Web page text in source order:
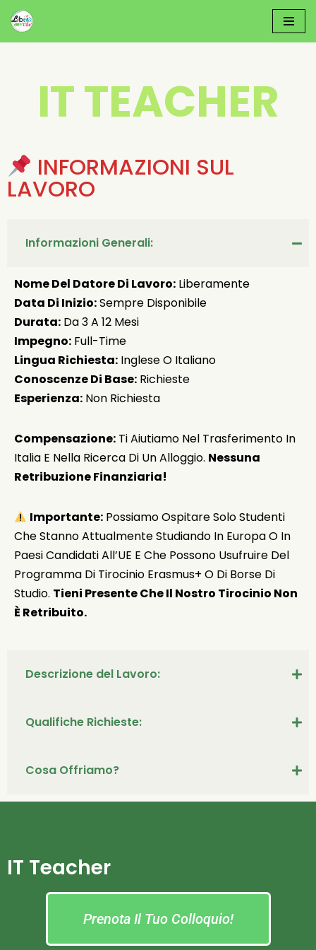
IT TEACHER
INFORMAZIONI SUL
LAVORO
Informazioni Generali:
Nome Del Datore Di Lavoro: Liberamente
Data Di Inizio:Sempre Disponibile
Durata: Da 3 A 12 Mesi
Impegno: Full-Time
Lingua Richiesta: Inglese O Italiano
Conoscenze Di Base: Richieste
Esperienza: Non Richiesta
Compensazione: Ti Aiutiamo Nel Trasferimento In
Italia E Nella Ricerca Di Un Alloggio. Nessuna
Retribuzione Finanziaria!
Importante: Possiamo Ospitare Solo Studenti
Che Stanno Attualmente Studiando In Europa O In
Paesi Candidati All’UE E Che Possono Usufruire Del
Programma Di Tirocinio Erasmus+ O Di Borse Di
Studio. Tieni Presente Che Il Nostro Tirocinio Non
È Retribuito.
Descrizione del Lavoro:
Qualifiche Richieste:
Cosa Offriamo?
IT Teacher
Prenota Il Tuo Colloquio!